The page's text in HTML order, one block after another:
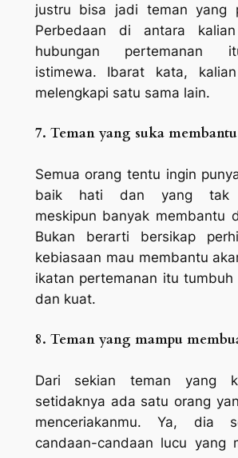
justru bisa jadi teman yang
Perbedaan di antara kalian
hubungan pertemanan
istimewa. Ibarat kata,
melengkapi satu sama lain.
7. Teman yang suka membantu
Semua orang tentu ingin
baik hati dan yang tak
meskipun banyak membantu
Bukan berarti bersikap
kebiasaan mau membantu
ikatan pertemanan itu tumbuh
dan kuat.
8. Teman yang mampu
Dari sekian teman yang
setidaknya ada satu orang
menceriakanmu. Ya, dia
candaan-candaan lucu yang